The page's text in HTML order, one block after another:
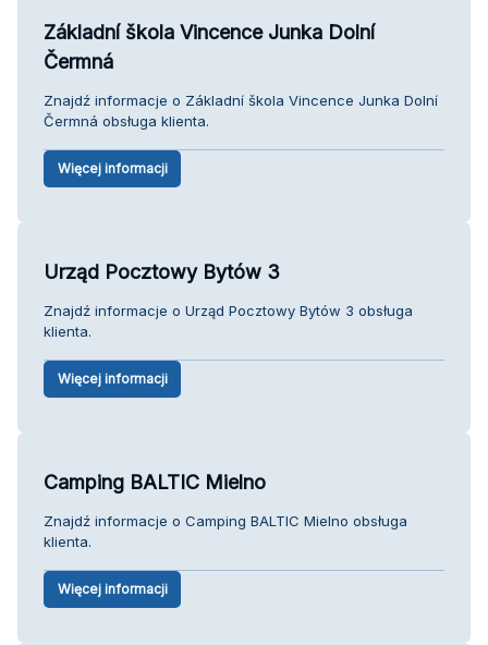
Základní škola Vincence Junka Dolní
Čermná
Znajdź informacje o Základní škola Vincence Junka Dolní
Čermná obsługa klienta.
Więcej informacji
Urząd Pocztowy Bytów 3
Znajdź informacje o Urząd Pocztowy Bytów 3 obsługa
klienta.
Więcej informacji
Camping BALTIC Mielno
Znajdź informacje o Camping BALTIC Mielno obsługa
klienta.
Więcej informacji